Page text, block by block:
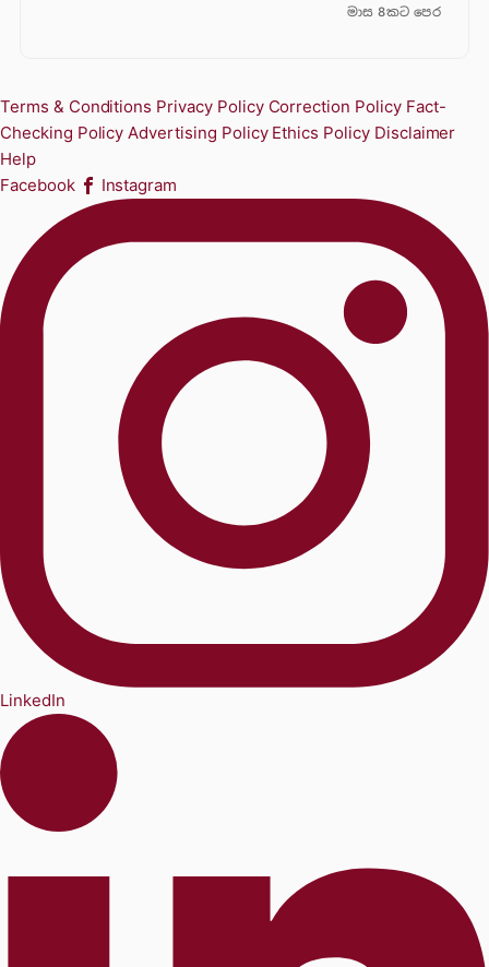
මාස 8කට පෙර
Terms & Conditions Privacy Policy Correction Policy Fact-
Checking Policy Advertising Policy Ethics Policy Disclaimer
Help
Facebook
Instagram
LinkedIn